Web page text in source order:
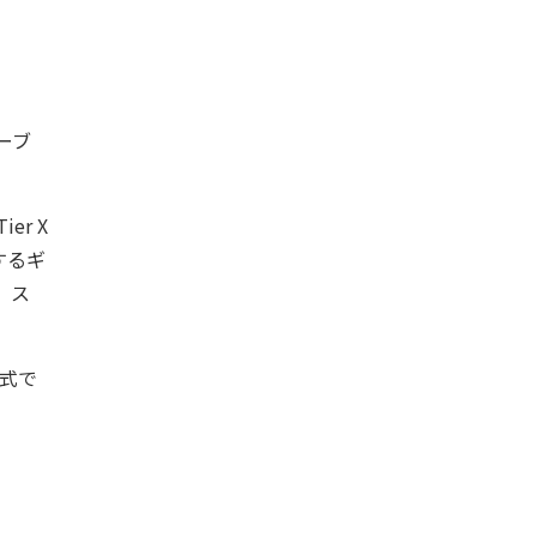
ブ
X
るギ
ス
で